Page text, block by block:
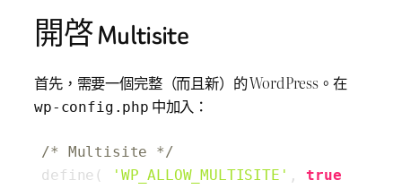
開啓 Multisite
首先，需要一個完整（而且新）的 WordPress。在
wp-config.php 中加入：
/* Multisite */
define(
'WP_ALLOW_MULTISITE' , true